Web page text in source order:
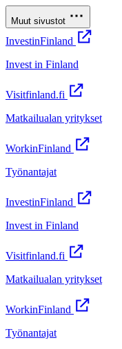
Muut sivustot
InvestinFinland
Invest in Finland
Visitfinland.fi
Matkailualan yritykset
WorkinFinland
Työnantajat
InvestinFinland
Invest in Finland
Visitfinland.fi
Matkailualan yritykset
WorkinFinland
Työnantajat